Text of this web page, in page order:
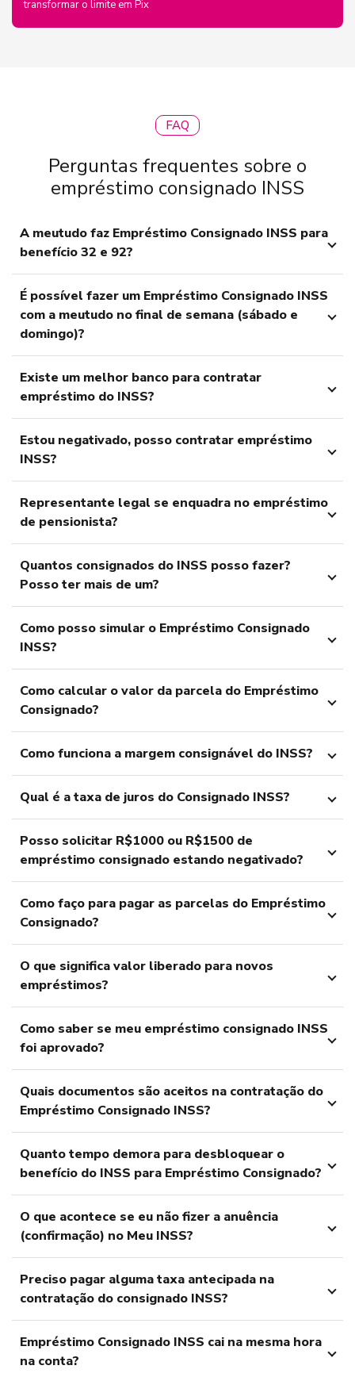
transformar o limite em Pix
FAQ
Perguntas frequentes sobre o
empréstimo consignado INSS
A meutudo faz Empréstimo Consignado INSS para
benefício 32 e 92?
É possível fazer um Empréstimo Consignado INSS
com a meutudo no final de semana (sábado e
domingo)?
Existe um melhor banco para contratar
empréstimo do INSS?
Estou negativado, posso contratar empréstimo
INSS?
Representante legal se enquadra no empréstimo
de pensionista?
Quantos consignados do INSS posso fazer?
Posso ter mais de um?
Como posso simular o Empréstimo Consignado
INSS?
Como calcular o valor da parcela do Empréstimo
Consignado?
Como funciona a margem consignável do INSS?
Qual é a taxa de juros do Consignado INSS?
Posso solicitar R$1000 ou R$1500 de
empréstimo consignado estando negativado?
Como faço para pagar as parcelas do Empréstimo
Consignado?
O que significa valor liberado para novos
empréstimos?
Como saber se meu empréstimo consignado INSS
foi aprovado?
Quais documentos são aceitos na contratação do
Empréstimo Consignado INSS?
Quanto tempo demora para desbloquear o
benefício do INSS para Empréstimo Consignado?
O que acontece se eu não fizer a anuência
(confirmação) no Meu INSS?
Preciso pagar alguma taxa antecipada na
contratação do consignado INSS?
Empréstimo Consignado INSS cai na mesma hora
na conta?